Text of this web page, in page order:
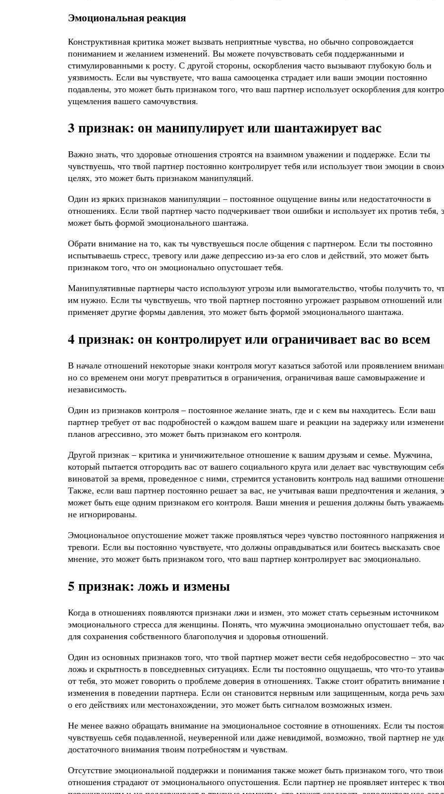
Эмоциональная реакция
Конструктивная критика может вызвать неприятные чувства, но обычно сопровождается
пониманием и желанием изменений. Вы можете почувствовать себя поддержанными и
стимулированными к росту. С другой стороны, оскорбления часто вызывают глубокую боль и
уязвимость. Если вы чувствуете, что ваша самооценка страдает или ваши эмоции постоянно
подавлены, это может быть признаком того, что ваш партнер использует оскорбления для
ущемления вашего самочувствия.
3 признак: он манипулирует или шантажирует вас
Важно знать, что здоровые отношения строятся на взаимном уважении и поддержке. Если ты
чувствуешь, что твой партнер постоянно контролирует тебя или использует твои эмоции в
целях, это может быть признаком манипуляций.
Один из ярких признаков манипуляции – постоянное ощущение вины или недостаточности в
отношениях. Если твой партнер часто подчеркивает твои ошибки и использует их против тебя,
может быть формой эмоционального шантажа.
Обрати внимание на то, как ты чувствуешься после общения с партнером. Если ты постоянно
испытываешь стресс, тревогу или даже депрессию из-за его слов и действий, это может быть
признаком того, что он эмоционально опустошает тебя.
Манипулятивные партнеры часто используют угрозы или вымогательство, чтобы получить то,
им нужно. Если ты чувствуешь, что твой партнер постоянно угрожает разрывом отношений или
применяет другие формы давления, это может быть формой эмоционального шантажа.
4 признак: он контролирует или ограничивает вас во всем
В начале отношений некоторые знаки контроля могут казаться заботой или проявлением
но со временем они могут превратиться в ограничения, ограничивая ваше самовыражение и
независимость.
Один из признаков контроля – постоянное желание знать, где и с кем вы находитесь. Если ваш
партнер требует от вас подробностей о каждом вашем шаге и реакции на задержку или
планов агрессивно, это может быть признаком его контроля.
Другой признак – критика и уничижительное отношение к вашим друзьям и семье. Мужчина,
который пытается отгородить вас от вашего социального круга или делает вас чувствующим
виноватой за время, проведенное с ними, стремится установить контроль над вашими
Также, если ваш партнер постоянно решает за вас, не учитывая ваши предпочтения и желания,
может быть еще одним признаком его контроля. Ваши мнения и решения должны быть
не игнорированы.
Эмоциональное опустошение может также проявляться через чувство постоянного напряжения и
тревоги. Если вы постоянно чувствуете, что должны оправдываться или боитесь высказать свое
мнение, это может быть признаком того, что ваш партнер контролирует вас эмоционально.
5 признак: ложь и измены
Когда в отношениях появляются признаки лжи и измен, это может стать серьезным источником
эмоционального стресса для женщины. Понять, что мужчина эмоционально опустошает тебя,
для сохранения собственного благополучия и здоровья отношений.
Один из основных признаков того, что твой партнер может вести себя недобросовестно – это
ложь и скрытность в повседневных ситуациях. Если ты постоянно ощущаешь, что что-то
от тебя, это может говорить о проблеме доверия в отношениях. Также стоит обратить внимание
изменения в поведении партнера. Если он становится нервным или защищенным, когда речь
о его действиях или местонахождении, это может быть сигналом возможных измен.
Не менее важно обращать внимание на эмоциональное состояние в отношениях. Если ты
чувствуешь себя подавленной, неуверенной или даже невидимой, возможно, твой партнер не
достаточного внимания твоим потребностям и чувствам.
Отсутствие эмоциональной поддержки и понимания также может быть признаком того, что твои
отношения страдают от эмоционального опустошения. Если партнер не проявляет интерес к